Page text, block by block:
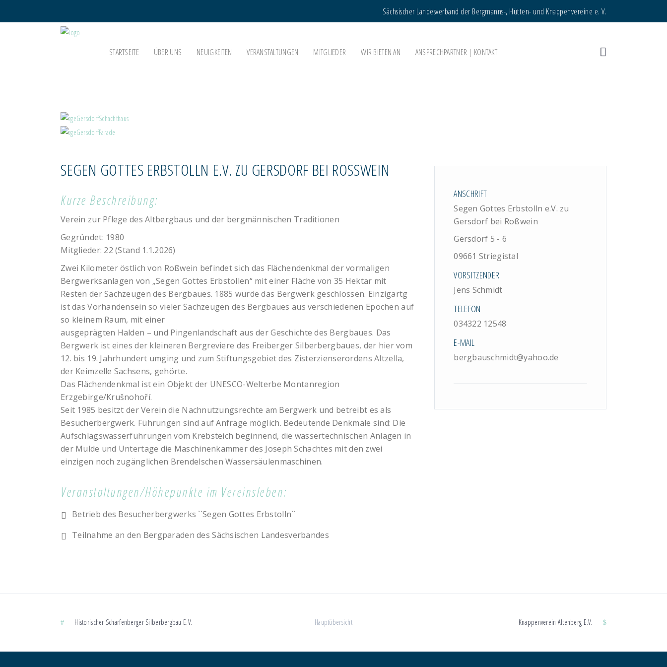
Sächsischer Landesverband der Bergmanns-, Hütten- und Knappenvereine e. V.
STARTSEITE ÜBER UNS NEUIGKEITEN VERANSTALTUNGEN MITGLIEDER WIR BIETEN AN ANSPRECHPARTNER | KONTAKT
SEGEN GOTTES ERBSTOLLN E.V. ZU GERSDORF BEI ROSSWEIN
Kurze Beschreibung:
Verein zur Pflege des Altbergbaus und der bergmännischen Traditionen
Gegründet: 1980
Mitglieder: 22 (Stand 1.1.2026)
Zwei Kilometer östlich von Roßwein befindet sich das Flächendenkmal der vormaligen
Bergwerksanlagen von „Segen Gottes Erbstollen“ mit einer Fläche von 35 Hektar mit
Resten der Sachzeugen des Bergbaues. 1885 wurde das Bergwerk geschlossen. Einzigartg
ist das Vorhandensein so vieler Sachzeugen des Bergbaues aus verschiedenen Epochen auf
so kleinem Raum, mit einer
ausgeprägten Halden – und Pingenlandschaft aus der Geschichte des Bergbaues. Das
Bergwerk ist eines der kleineren Bergreviere des Freiberger Silberbergbaues, der hier vom
12. bis 19. Jahrhundert umging und zum Stiftungsgebiet des Zisterzienserordens Altzella,
der Keimzelle Sachsens, gehörte.
Das Flächendenkmal ist ein Objekt der UNESCO-Welterbe Montanregion
Erzgebirge/Krušnohoří.
Seit 1985 besitzt der Verein die Nachnutzungsrechte am Bergwerk und betreibt es als
Besucherbergwerk. Führungen sind auf Anfrage möglich. Bedeutende Denkmale sind: Die
Aufschlagswasserführungen vom Krebsteich beginnend, die wassertechnischen Anlagen in
der Mulde und Untertage die Maschinenkammer des Joseph Schachtes mit den zwei
einzigen noch zugänglichen Brendelschen Wassersäulenmaschinen.
Veranstaltungen/Höhepunkte im Vereinsleben:
Betrieb des Besucherbergwerks ``Segen Gottes Erbstolln``
Teilnahme an den Bergparaden des Sächsischen Landesverbandes
ANSCHRIFT
Segen Gottes Erbstolln e.V. zu
Gersdorf bei Roßwein
Gersdorf 5 - 6
09661 Striegistal
VORSITZENDER
Jens Schmidt
TELEFON
034322 12548
E-MAIL
bergbauschmidt@yahoo.de
Historischer Scharfenberger Silberbergbau E.V. Hauptübersicht Knappenverein Altenberg E.V.